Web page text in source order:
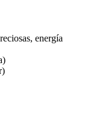
energía